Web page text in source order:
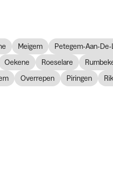
Meigem Petegem-Aan-
Oekene Roeselare
Overrepen Piringen